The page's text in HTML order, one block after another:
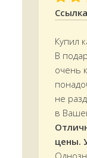
Купил
В
очень
не
в
цены.